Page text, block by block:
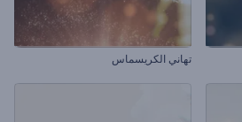
تهاني الكريسماس